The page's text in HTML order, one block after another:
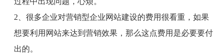
2 、很多企业对营销型企业网站建设的费用很看重，如果
想要利用网站来达到营销效果，那么这点费用是必要要付
出的。